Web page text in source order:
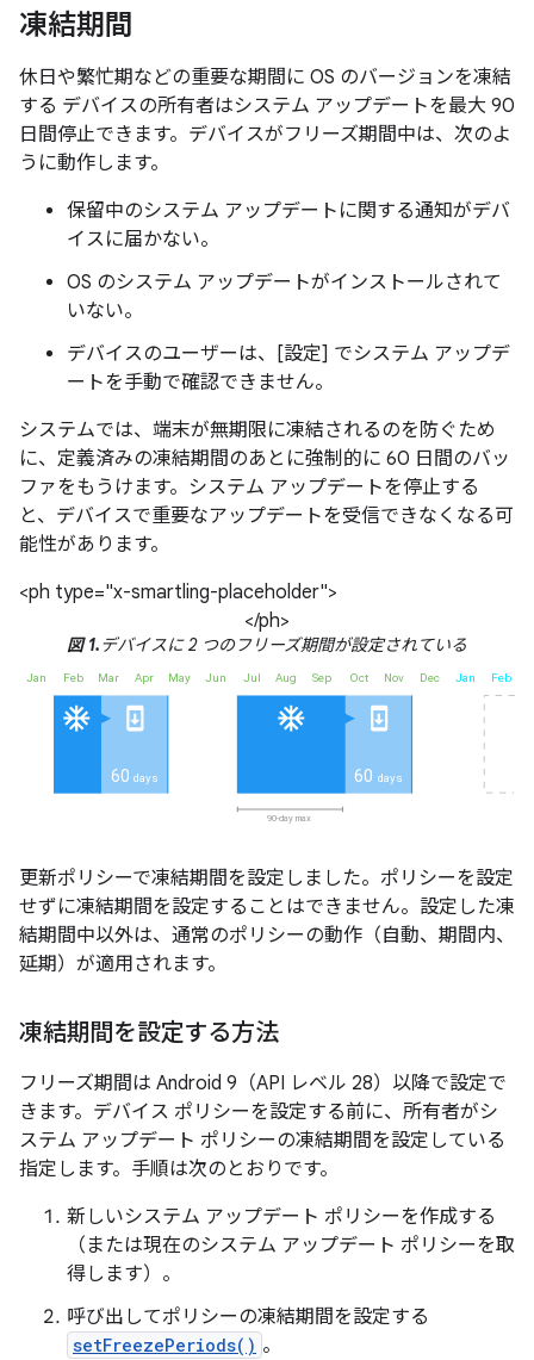
凍結期間
休日や繁忙期などの重要な期間に OS のバージョンを凍結
する デバイスの所有者はシステム アップデートを最大 90
日間停止できます。デバイスがフリーズ期間中は、次のよ
うに動作します。
保留中のシステム アップデートに関する通知がデバ
イスに届かない。
OS のシステム アップデートがインストールされて
いない。
デバイスのユーザーは、[設定] でシステム アップデ
ートを手動で確認できません。
システムでは、端末が無期限に凍結されるのを防ぐため
に、定義済みの凍結期間のあとに強制的に 60 日間のバッ
ファをもうけます。システム アップデートを停止する
と、デバイスで重要なアップデートを受信できなくなる可
能性があります。
<ph type="x-smartling-placeholder">
</ph>
図 1.デバイスに 2 つのフリーズ期間が設定されている
更新ポリシーで凍結期間を設定しました。ポリシーを設定
せずに凍結期間を設定することはできません。設定した凍
結期間中以外は、通常のポリシーの動作（自動、期間内、
延期）が適用されます。
凍結期間を設定する方法
フリーズ期間は Android 9（API レベル 28）以降で設定で
きます。デバイス ポリシーを設定する前に、所有者がシ
ステム アップデート ポリシーの凍結期間を設定している
指定します。手順は次のとおりです。
新しいシステム アップデート ポリシーを作成する
（または現在のシステム アップデート ポリシーを取
得します）。
呼び出してポリシーの凍結期間を設定する
setFreezePeriods() 。